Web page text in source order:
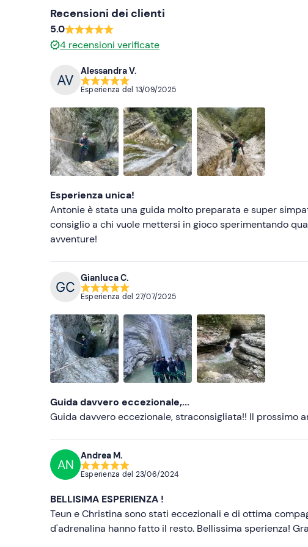
Costume da bagno
Scarpe da trekking o da ginnastica da bagnare
Asciugamano
Recensioni dei clienti
5.0
4 recensioni verificate
Alessandra V.
Esperienza del 13/09/2025
Esperienza unica!
Antonie è stata una guida molto preparata e super
consiglio a chi vuole mettersi in gioco sperimentando
avventure!
Gianluca C.
Esperienza del 27/07/2025
Guida davvero eccezionale,...
Guida davvero eccezionale, straconsigliata!! Il prossimo
AN
Andrea M.
Esperienza del 23/06/2024
BELLISIMA ESPERIENZA !
Teun e Christina sono stati eccezionali e di ottima
d'adrenalina hanno fatto il resto. Bellissima sperienza!